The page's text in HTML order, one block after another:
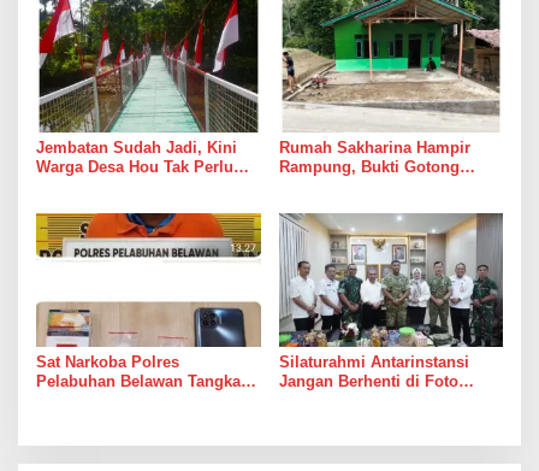
Jembatan Sudah Jadi, Kini
Warga Desa Hou Tak Perlu
Rumah Sakharina Hampir
Rampung, Bukti Gotong
Sat Narkoba Polres
Pelabuhan Belawan Tangkap
Silaturahmi Antarinstansi
Jangan Berhenti di Foto